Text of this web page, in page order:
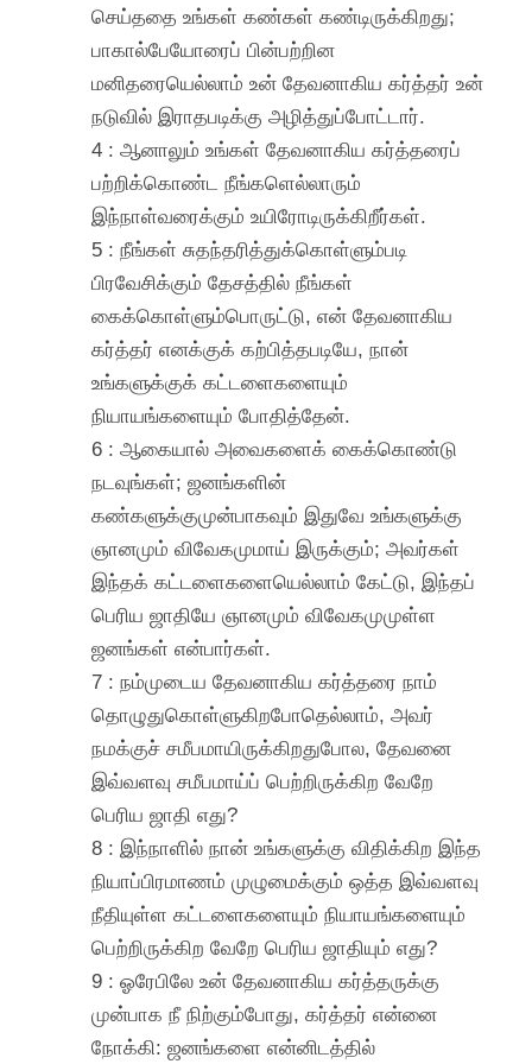
செய்ததை உங்கள் கண்கள் கண்டிருக்கிறது;
பாகால்பேயோரைப் பின்பற்றின
மனிதரையெல்லாம் உன் தேவனாகிய கர்த்தர் உன்
நடுவில் இராதபடிக்கு அழித்துப்போட்டார்.
4 : ஆனாலும் உங்கள் தேவனாகிய கர்த்தரைப்
பற்றிக்கொண்ட நீங்களெல்லாரும்
இந்நாள்வரைக்கும் உயிரோடிருக்கிறீர்கள்.
5 : நீங்கள் சுதந்தரித்துக்கொள்ளும்படி
பிரவேசிக்கும் தேசத்தில் நீங்கள்
கைக்கொள்ளும்பொருட்டு, என் தேவனாகிய
கர்த்தர் எனக்குக் கற்பித்தபடியே, நான்
உங்களுக்குக் கட்டளைகளையும்
நியாயங்களையும் போதித்தேன்.
6 : ஆகையால் அவைகளைக் கைக்கொண்டு
நடவுங்கள்; ஜனங்களின்
கண்களுக்குமுன்பாகவும் இதுவே உங்களுக்கு
ஞானமும் விவேகமுமாய் இருக்கும்; அவர்கள்
இந்தக் கட்டளைகளையெல்லாம் கேட்டு, இந்தப்
பெரிய ஜாதியே ஞானமும் விவேகமுமுள்ள
ஜனங்கள் என்பார்கள்.
7 : நம்முடைய தேவனாகிய கர்த்தரை நாம்
தொழுதுகொள்ளுகிறபோதெல்லாம், அவர்
நமக்குச் சமீபமாயிருக்கிறதுபோல, தேவனை
இவ்வளவு சமீபமாய்ப் பெற்றிருக்கிற வேறே
பெரிய ஜாதி எது?
8 : இந்நாளில் நான் உங்களுக்கு விதிக்கிற இந்த
நியாப்பிரமாணம் முழுமைக்கும் ஒத்த இவ்வளவு
நீதியுள்ள கட்டளைகளையும் நியாயங்களையும்
பெற்றிருக்கிற வேறே பெரிய ஜாதியும் எது?
9 : ஓரேபிலே உன் தேவனாகிய கர்த்தருக்கு
முன்பாக நீ நிற்கும்போது, கர்த்தர் என்னை
நோக்கி: ஜனங்களை என்னிடத்தில்